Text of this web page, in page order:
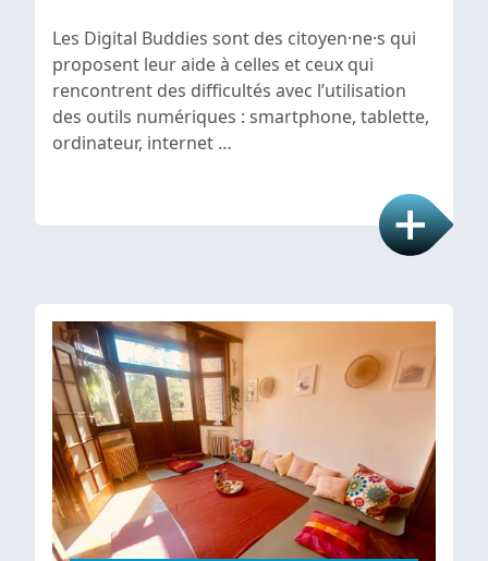
Les Digital Buddies sont des citoyen·ne·s qui
proposent leur aide à celles et ceux qui
rencontrent des difficultés avec l’utilisation
des outils numériques : smartphone, tablette,
ordinateur, internet …